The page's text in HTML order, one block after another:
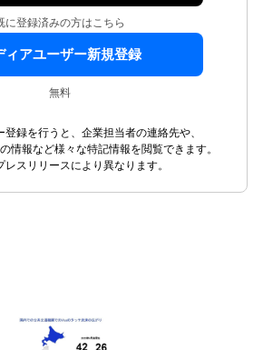
に登録済みの方はこちら
ィアユーザー新規登録
無料
登録を行うと、企業担当者の連絡先や、
情報など様々な特記情報を閲覧できます。
スリリースにより異なります。